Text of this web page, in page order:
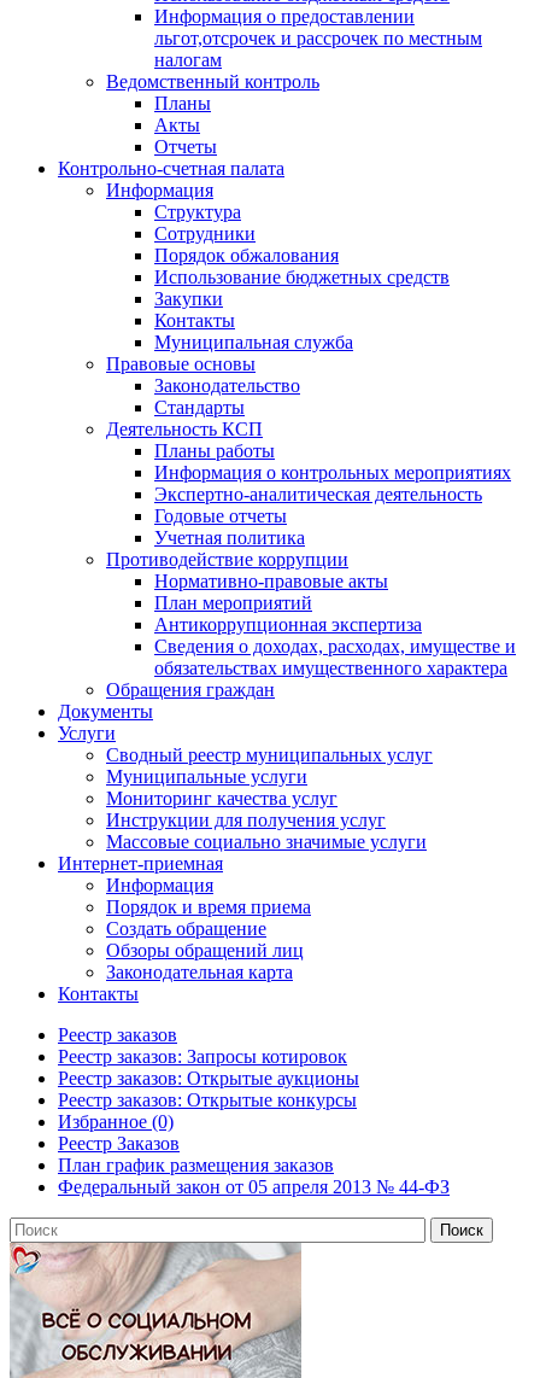
Информация о предоставлении
льгот,отсрочек и рассрочек по местным
налогам
Ведомственный контроль
Планы
Акты
Отчеты
Контрольно-счетная палата
Информация
Структура
Сотрудники
Порядок обжалования
Использование бюджетных средств
Закупки
Контакты
Муниципальная служба
Правовые основы
Законодательство
Стандарты
Деятельность КСП
Планы работы
Информация о контрольных мероприятиях
Экспертно-аналитическая деятельность
Годовые отчеты
Учетная политика
Противодействие коррупции
Нормативно-правовые акты
План мероприятий
Антикоррупционная экспертиза
Сведения о доходах, расходах, имуществе и
обязательствах имущественного характера
Обращения граждан
Документы
Услуги
Сводный реестр муниципальных услуг
Муниципальные услуги
Мониторинг качества услуг
Инструкции для получения услуг
Массовые социально значимые услуги
Интернет-приемная
Информация
Порядок и время приема
Создать обращение
Обзоры обращений лиц
Законодательная карта
Контакты
Реестр заказов
Реестр заказов: Запросы котировок
Реестр заказов: Открытые аукционы
Реестр заказов: Открытые конкурсы
Избранное (0)
Реестр Заказов
План график размещения заказов
Федеральный закон от 05 апреля 2013 № 44-ФЗ